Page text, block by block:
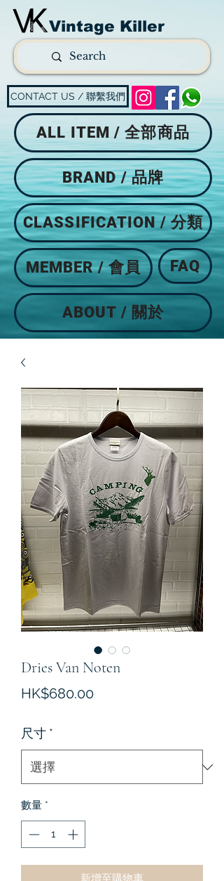
Vintage Killer
CONTACT US / 聯繫我們
ALL ITEM / 全部商品
BRAND / 品牌
CLASSIFICATION / 分類
MEMBER / 會員 FAQ
ABOUT / 關於
Dries Van Noten
HK$680.00價
尺寸 *
數量 *
新增至購物車